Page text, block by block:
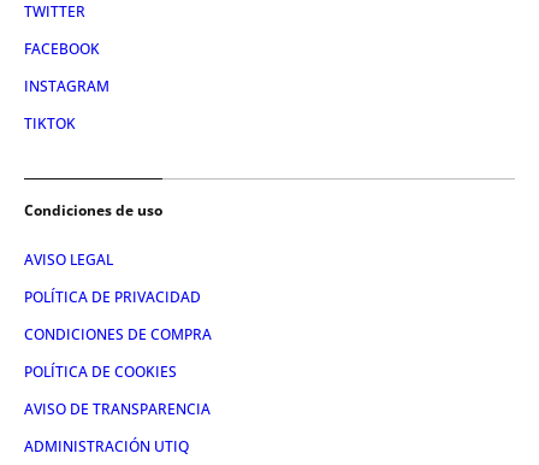
TWITTER
FACEBOOK
INSTAGRAM
TIKTOK
Condiciones de uso
AVISO LEGAL
POLÍTICA DE PRIVACIDAD
CONDICIONES DE COMPRA
POLÍTICA DE COOKIES
AVISO DE TRANSPARENCIA
ADMINISTRACIÓN UTIQ